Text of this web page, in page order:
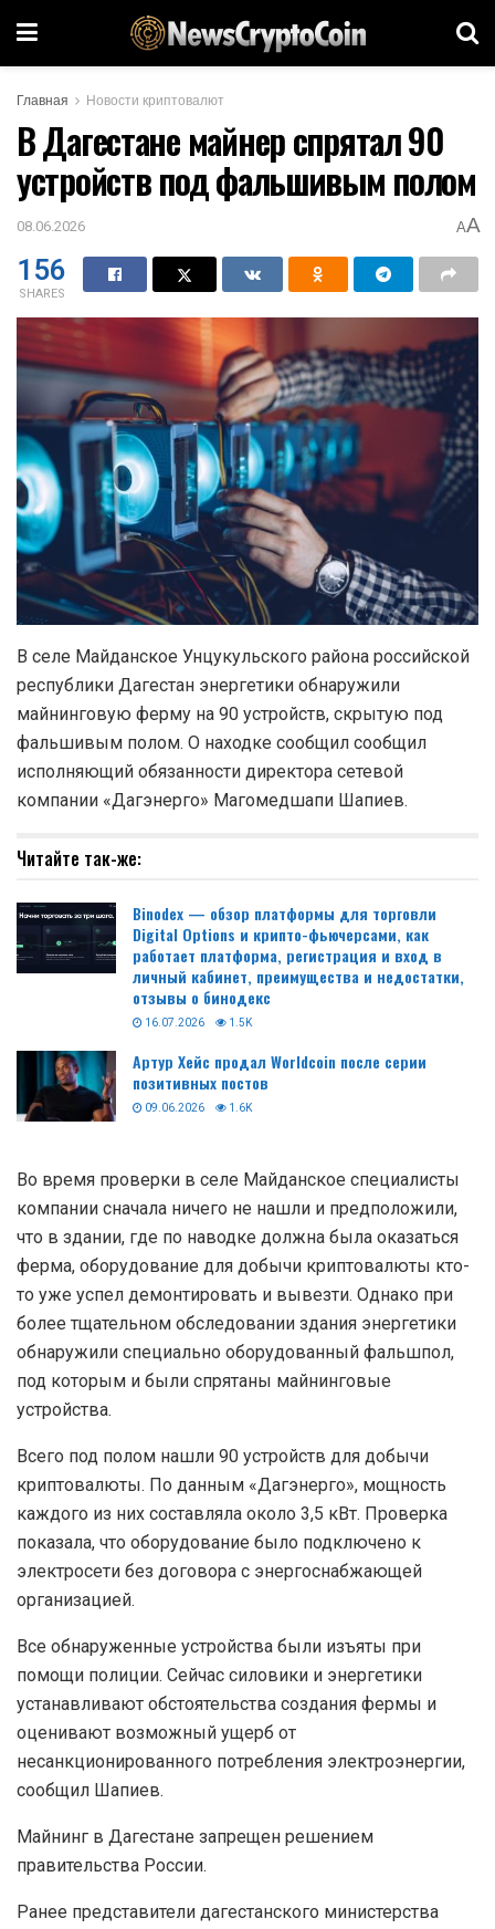
Главная Новости криптовалют
В Дагестане майнер спрятал 90
устройств под фальшивым полом
08.06.2026 AA
156
SHARES
В селе Майданское Унцукульского района российской
республики Дагестан энергетики обнаружили
майнинговую ферму на 90 устройств, скрытую под
фальшивым полом. О находке сообщил сообщил
исполняющий обязанности директора сетевой
компании «Дагэнерго» Магомедшапи Шапиев.
Читайте так-же:
Binodex — обзор платформы для торговли
Digital Options и крипто-фьючерсами, как
работает платформа, регистрация и вход в
личный кабинет, преимущества и недостатки,
отзывы о бинодекс
16.07.2026 1.5K
Артур Хейс продал Worldcoin после серии
позитивных постов
09.06.2026 1.6K
Во время проверки в селе Майданское специалисты
компании сначала ничего не нашли и предположили,
что в здании, где по наводке должна была оказаться
ферма, оборудование для добычи криптовалюты кто-
то уже успел демонтировать и вывезти. Однако при
более тщательном обследовании здания энергетики
обнаружили специально оборудованный фальшпол,
под которым и были спрятаны майнинговые
устройства.
Всего под полом нашли 90 устройств для добычи
криптовалюты. По данным «Дагэнерго», мощность
каждого из них составляла около 3,5 кВт. Проверка
показала, что оборудование было подключено к
электросети без договора с энергоснабжающей
организацией.
Все обнаруженные устройства были изъяты при
помощи полиции. Сейчас силовики и энергетики
устанавливают обстоятельства создания фермы и
оценивают возможный ущерб от
несанкционированного потребления электроэнергии,
сообщил Шапиев.
Майнинг в Дагестане запрещен решением
правительства России.
Ранее представители дагестанского министерства